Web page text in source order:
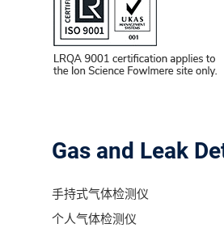
Gas and Leak
手持式气体检测仪
个人气体检测仪
气
联